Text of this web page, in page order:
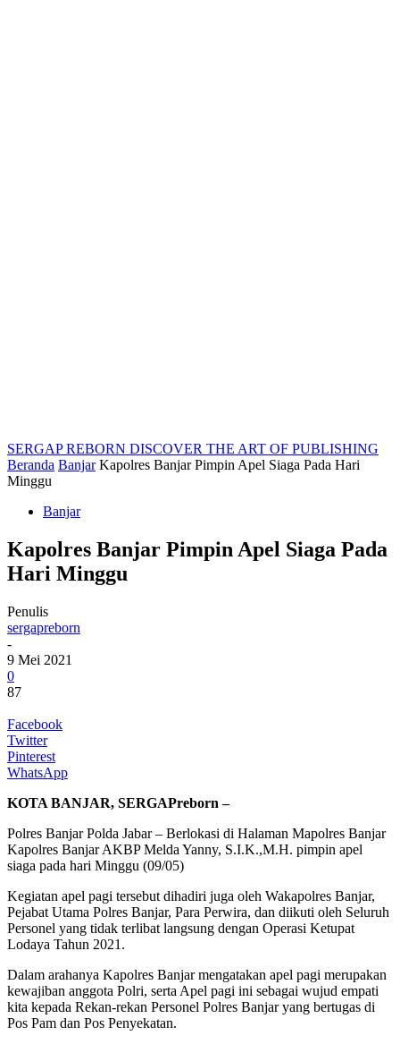
SERGAP REBORN DISCOVER THE ART OF PUBLISHING
Beranda Banjar Kapolres Banjar Pimpin Apel Siaga Pada Hari
Minggu
Banjar
Kapolres Banjar Pimpin Apel Siaga Pada
Hari Minggu
Penulis
sergapreborn
-
9 Mei 2021
0
87
Facebook
Twitter
Pinterest
WhatsApp
KOTA BANJAR, SERGAPreborn –
Polres Banjar Polda Jabar – Berlokasi di Halaman Mapolres Banjar
Kapolres Banjar AKBP Melda Yanny, S.I.K.,M.H. pimpin apel
siaga pada hari Minggu (09/05)
Kegiatan apel pagi tersebut dihadiri juga oleh Wakapolres Banjar,
Pejabat Utama Polres Banjar, Para Perwira, dan diikuti oleh Seluruh
Personel yang tidak terlibat langsung dengan Operasi Ketupat
Lodaya Tahun 2021.
Dalam arahanya Kapolres Banjar mengatakan apel pagi merupakan
kewajiban anggota Polri, serta Apel pagi ini sebagai wujud empati
kita kepada Rekan-rekan Personel Polres Banjar yang bertugas di
Pos Pam dan Pos Penyekatan.